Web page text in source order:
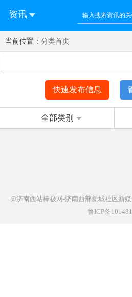
资讯
您好！欢迎来到济南西站棒极网-
合资讯门户
登录 注册 微信
当前位置： 分类首页
快速发布信息
全部类别
@济南西站棒极网-济南西部新城社区新
鲁ICP备